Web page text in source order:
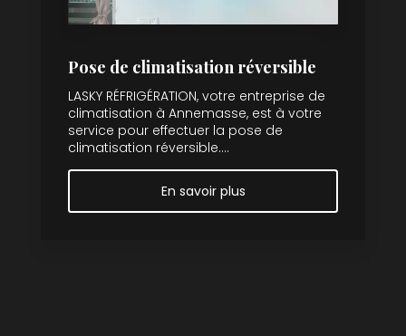
Pose de climatisation réversible
LASKY RÉFRIGÉRATION, votre entreprise de
climatisation à Annemasse, est à votre
service pour effectuer la pose de
climatisation réversible....
En savoir plus